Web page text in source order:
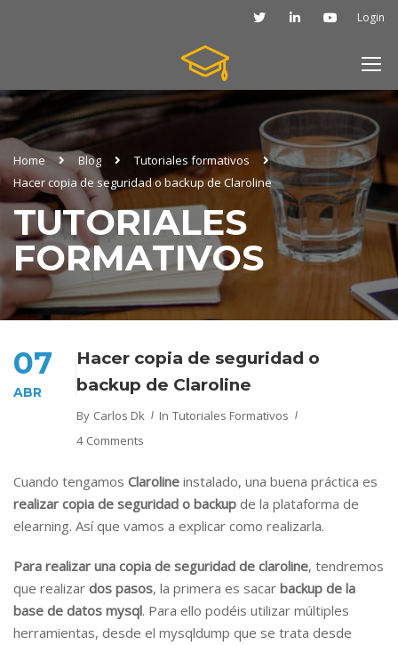
Login
Home Blog
Tutoriales formativos
Hacer copia de seguridad o backup de Claroline
TUTORIALES
FORMATIVOS
07
ABR
Hacer copia de seguridad o
backup de Claroline
By Carlos Dk In Tutoriales Formativos
4 Comments
Cuando tengamos Claroline instalado, una buena práctica es
realizar copia de seguridad o backup de la plataforma de
elearning. Así que vamos a explicar como realizarla.
Para realizar una copia de seguridad de claroline, tendremos
que realizar dos pasos, la primera es sacar backup de la
base de datos mysql. Para ello podéis utilizar múltiples
herramientas, desde el mysqldump que se trata desde